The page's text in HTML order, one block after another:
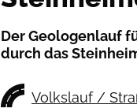
Der Geologenlauf
durch das
Volkslauf /